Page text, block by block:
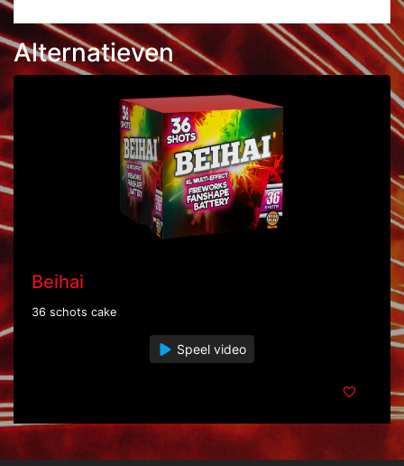
Alternatieven
Beihai
36 schots cake
Speel video